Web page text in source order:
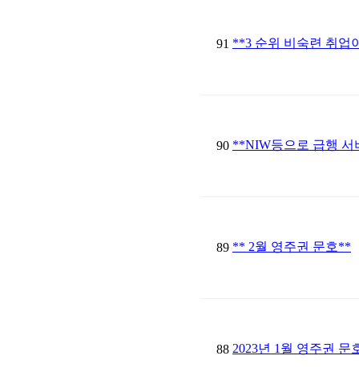
91 **3 순위 비숙련 취업
90 **NIW등으로 급행 서
89 ** 2월 영주권 문호**
88 2023년 1월 영주권 문